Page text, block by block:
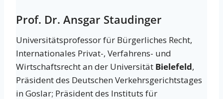
Prof. Dr. Ansgar Staudinger
Universitätsprofessor für Bürgerliches Recht,
Internationales Privat-, Verfahrens- und
Wirtschaftsrecht an der Universität Bielefeld,
Präsident des Deutschen Verkehrsgerichtstages
in Goslar; Präsident des Instituts für